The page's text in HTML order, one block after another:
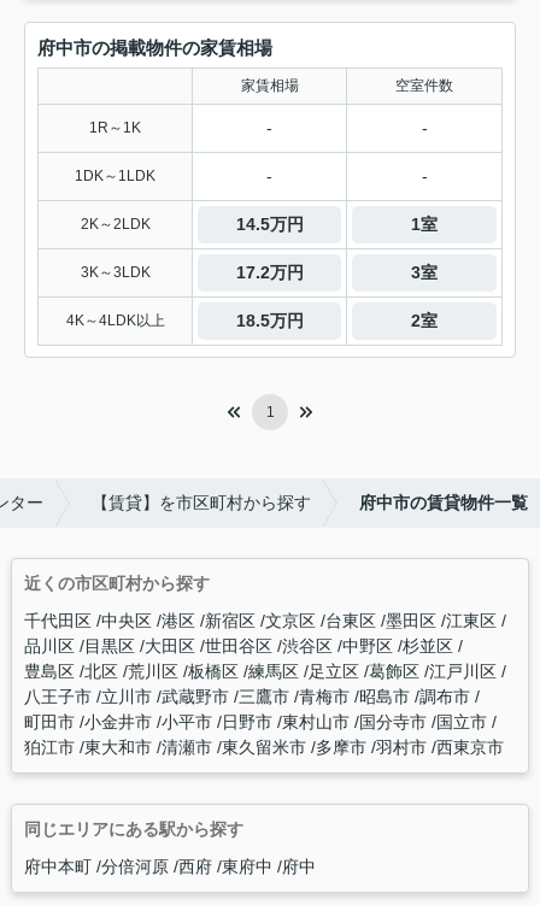
府中市の掲載物件の家賃相場
家賃相場 空室件数
1R～1K - -
1DK～1LDK - -
2K～2LDK 14.5万円 1室
3K～3LDK 17.2万円 3室
4K～4LDK以上 18.5万円 2室
1
ター 【賃貸】を市区町村から探す 府中市の賃貸物件一覧
近くの市区町村から探す
千代田区 中央区 港区 新宿区 文京区 台東区 墨田区 江東区
品川区 目黒区 大田区 世田谷区 渋谷区 中野区 杉並区
豊島区 北区 荒川区 板橋区 練馬区 足立区 葛飾区 江戸川区
八王子市 立川市 武蔵野市 三鷹市 青梅市 昭島市 調布市
町田市 小金井市 小平市 日野市 東村山市 国分寺市 国立市
狛江市 東大和市 清瀬市 東久留米市 多摩市 羽村市 西東京市
同じエリアにある駅から探す
府中本町 分倍河原 西府 東府中 府中